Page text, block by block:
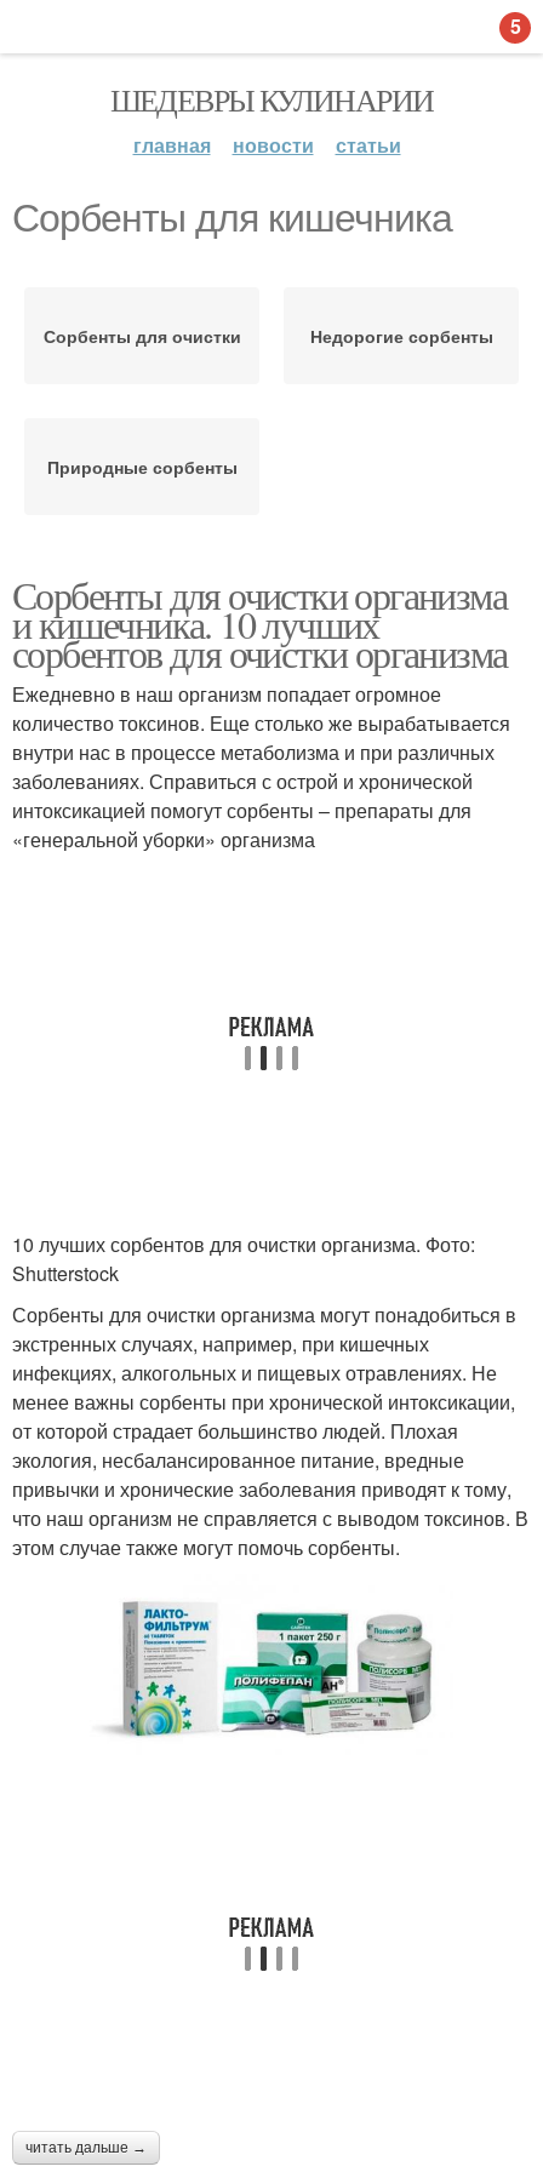
ШЕДЕВРЫ КУЛИНАРИИ
главная новости статьи
Сорбенты для кишечника
Сорбенты для очистки Недорогие сорбенты
Природные сорбенты
Сорбенты для очистки организма
и кишечника. 10 лучших
сорбентов для очистки организма
Ежедневно в наш организм попадает огромное
количество токсинов. Еще столько же вырабатывается
внутри нас в процессе метаболизма и при различных
заболеваниях. Справиться с острой и хронической
интоксикацией помогут сорбенты – препараты для
«генеральной уборки» организма
10 лучших сорбентов для очистки организма. Фото:
Shutterstock
Сорбенты для очистки организма могут понадобиться в
экстренных случаях, например, при кишечных
инфекциях, алкогольных и пищевых отравлениях. Не
менее важны сорбенты при хронической интоксикации,
от которой страдает большинство людей. Плохая
экология, несбалансированное питание, вредные
привычки и хронические заболевания приводят к тому,
что наш организм не справляется с выводом токсинов. В
этом случае также могут помочь сорбенты.
читать дальше →
5